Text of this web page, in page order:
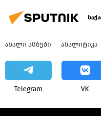
ᲐᲮᲐᲚᲘ ᲐᲛᲑᲔᲑᲘ ᲐᲜᲐᲚᲘᲢᲘᲙᲐ
Telegram VK